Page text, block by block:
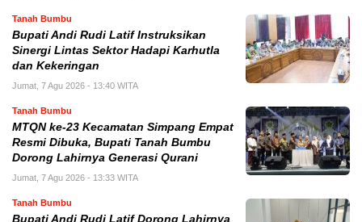
Tanah Bumbu
Bupati Andi Rudi Latif Instruksikan
Sinergi Lintas Sektor Hadapi Karhutla
dan Kekeringan
Jumat, 7 Agu 2026 - 13:40 WITA
Tanah Bumbu
MTQN ke-23 Kecamatan Simpang Empat
Resmi Dibuka, Bupati Tanah Bumbu
Dorong Lahirnya Generasi Qurani
Jumat, 7 Agu 2026 - 13:33 WITA
Tanah Bumbu
Bupati Andi Rudi Latif Dorong Lahirnya